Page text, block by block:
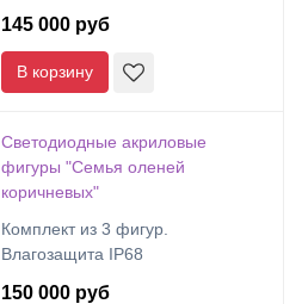
145 000 руб
В корзину
Светодиодные акриловые
фигуры "Семья оленей
коричневых"
Комплект из 3 фигур.
Влагозащита IP68
150 000 руб